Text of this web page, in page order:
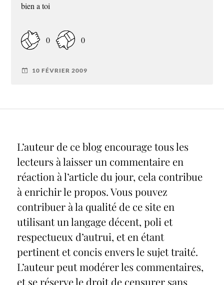
bien a toi
0 0
10 FÉVRIER 2009
L’auteur de ce blog encourage tous les
lecteurs à laisser un commentaire en
réaction à l’article du jour, cela contribue
à enrichir le propos. Vous pouvez
contribuer à la qualité de ce site en
utilisant un langage décent, poli et
respectueux d’autrui, et en étant
pertinent et concis envers le sujet traité.
L’auteur peut modérer les commentaires,
et se réserve le droit de censurer sans